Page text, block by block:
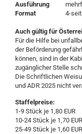
Ausführung
Format
4-
Auch gültig für
Für die Hilfe bei
der Beförderung
können, sind in der
zugänglicher Stelle
Die Schriftlichen
und ADR 2025 nicht
Staffelpreise:
1-9 Stück je 1,80 EUR
10-24 Stück je 1,70 EUR
25-49 Stück je 1,60 EUR